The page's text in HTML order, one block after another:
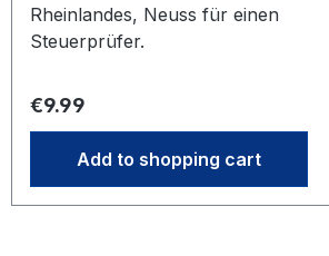
Rheinlandes, Neuss für einen
Steuerprüfer.
Regular price:
€9.99
Add to shopping cart